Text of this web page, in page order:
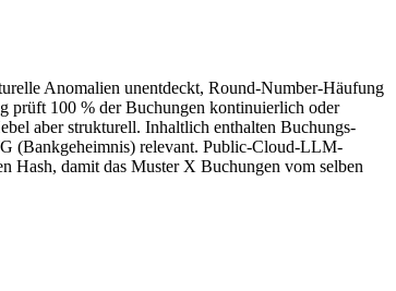
Anomalien unentdeckt, Round-Number-Häufung
prüft 100 % der Buchungen kontinuierlich oder
aber strukturell. Inhaltlich enthalten Buchungs-
(Bankgeheimnis) relevant. Public-Cloud-LLM-
Hash, damit das Muster X Buchungen vom selben